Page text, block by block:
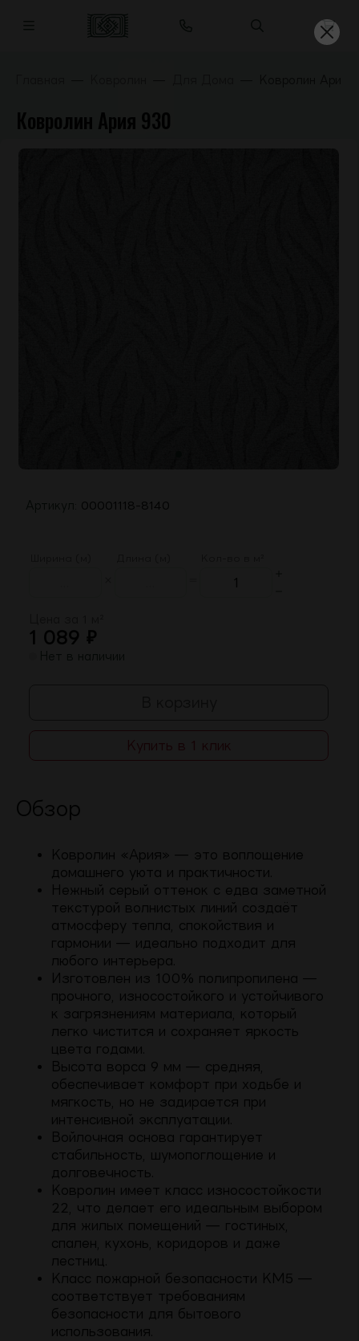
Ковролин Ария 930
00001118-8140
1 089 ₽
Купить в 1 клик
Обзор
Ковролин «Ария» — это воплощение
домашнего уюта и практичности.
Нежный серый оттенок с едва заметной
текстурой волнистых линий создаёт
атмосферу тепла, спокойствия и
гармонии — идеально подходит для
любого интерьера.
Изготовлен из 100% полипропилена —
прочного, износостойкого и устойчивого
к загрязнениям материала, который
легко чистится и сохраняет яркость
цвета годами.
Высота ворса 9 мм — средняя,
обеспечивает комфорт при ходьбе и
мягкость, но не задирается при
интенсивной эксплуатации.
Войлочная основа гарантирует
стабильность, шумопоглощение и
долговечность.
Ковролин имеет класс износостойкости
22, что делает его идеальным выбором
для жилых помещений — гостиных,
спален, кухонь, коридоров и даже
лестниц.
Класс пожарной безопасности КМ5 —
соответствует требованиям
безопасности для бытового
использования.